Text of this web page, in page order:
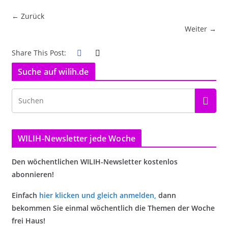
← Zurück
Weiter →
Share This Post:
Suche auf wilih.de
WILIH-Newsletter jede Woche
Den wöchentlichen WILIH-Newsletter kostenlos
abonnieren!
Einfach hier klicken und gleich anmelden, dann
bekommen Sie einmal wöchentlich die Themen der Woche
frei Haus!